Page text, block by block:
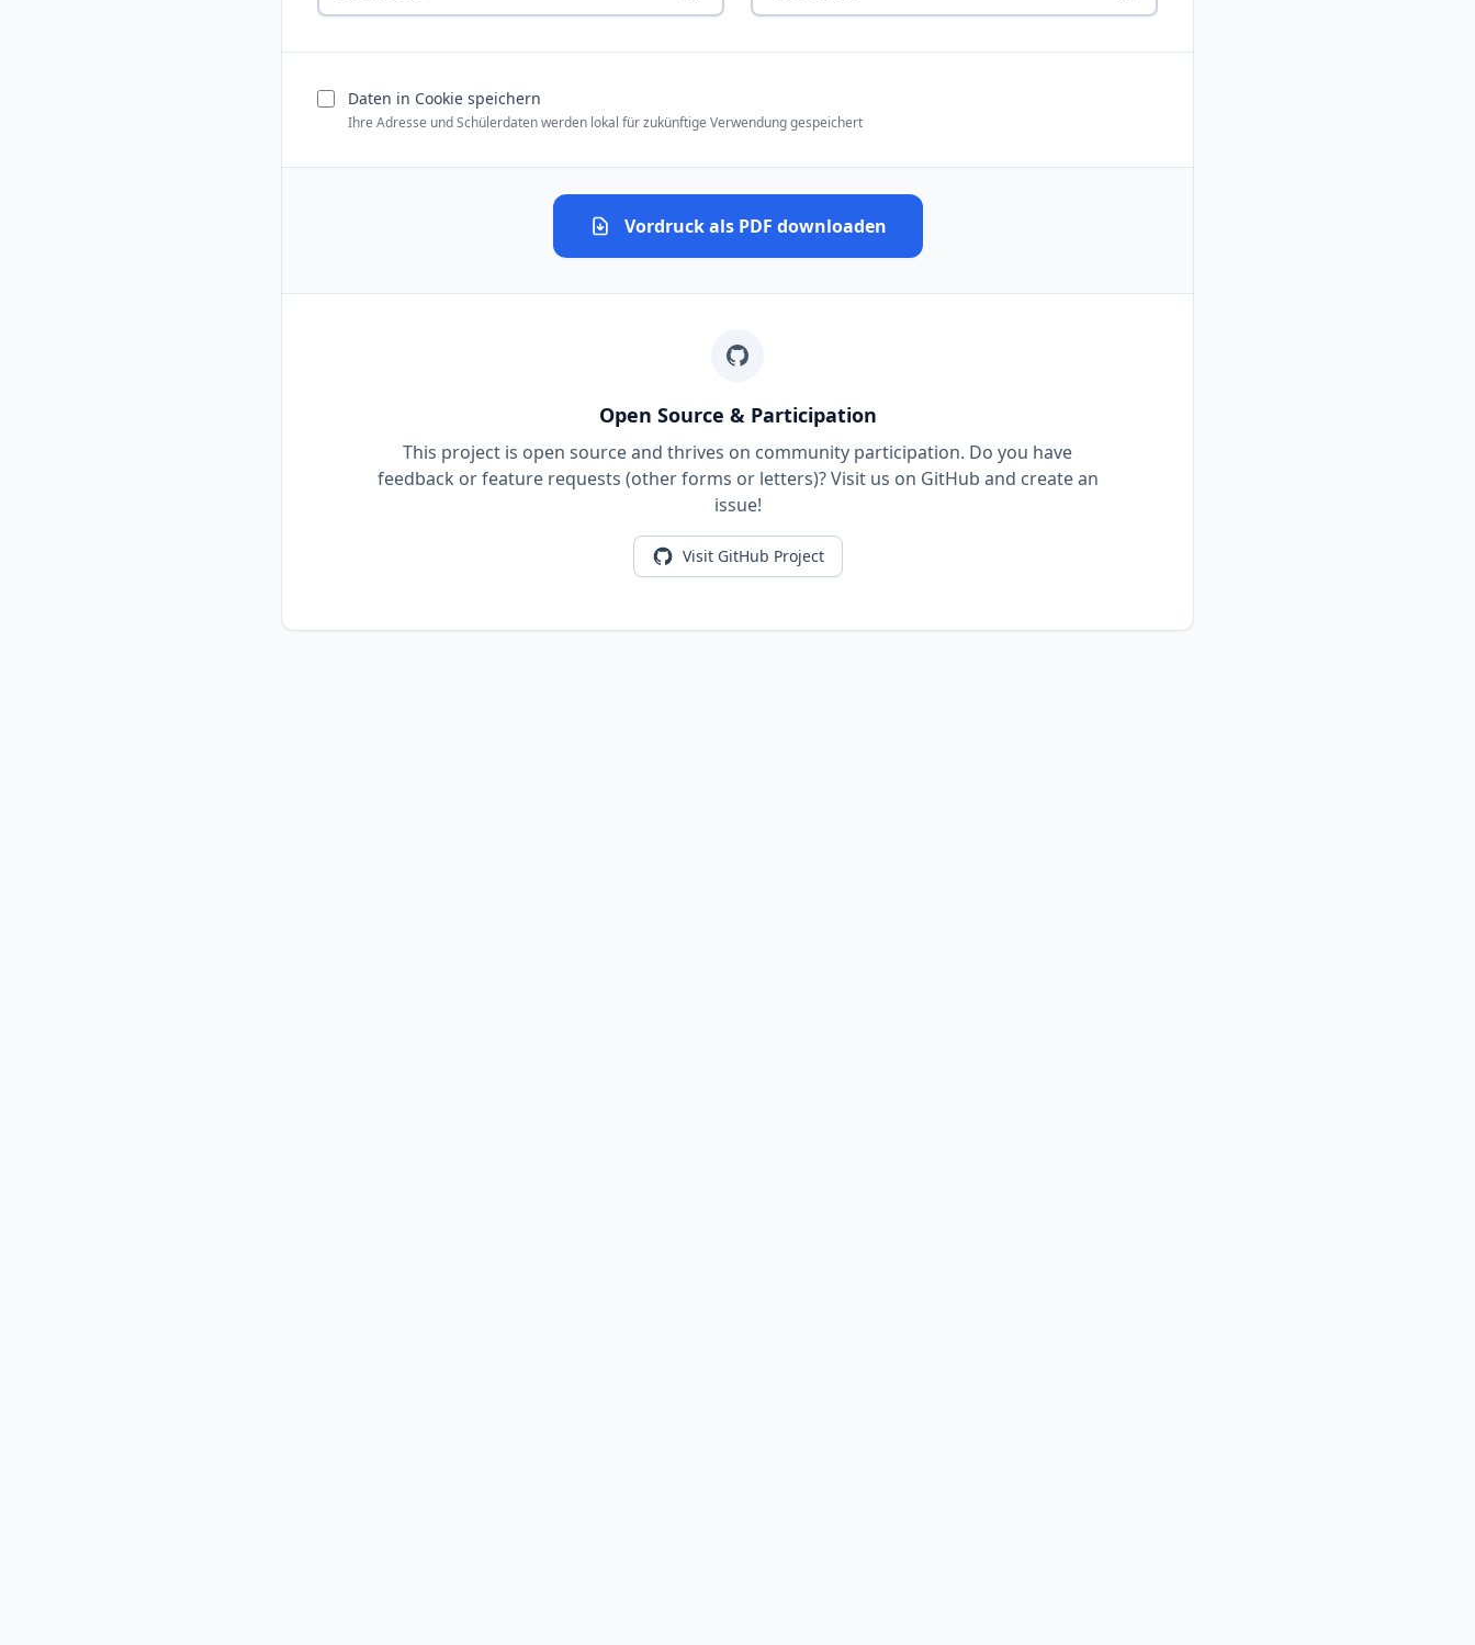
Daten in Cookie speichern
Ihre Adresse und Schülerdaten werden lokal für zukünftige Verwendung gespeichert
Vordruck als PDF downloaden
Open Source & Participation
This project is open source and thrives on community participation. Do you have
feedback or feature requests (other forms or letters)? Visit us on GitHub and create an
issue!
Visit GitHub Project